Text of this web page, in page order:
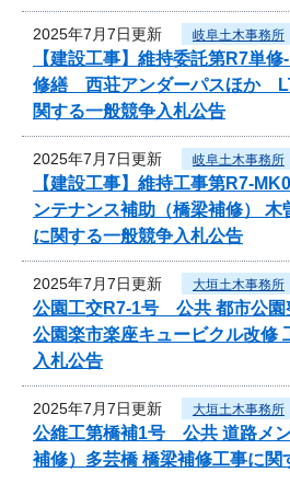
2025年7月7日更新 岐阜土木事務所
【建設工事】維持委託第R7単
修繕 西荘アンダーパスほか
関する一般競争入札公告
2025年7月7日更新 岐阜土木事務所
【建設工事】維持工事第R7-
ンテナンス補助（橋梁補修）
に関する一般競争入札公告
2025年7月7日更新 大垣土木事務所
公園工交R7-1号 公共 都市公園
公園楽市楽座キュービクル改修
入札公告
2025年7月7日更新 大垣土木事務所
公維工第橋補1号 公共 道路メ
補修）多芸橋 橋梁補修工事に関